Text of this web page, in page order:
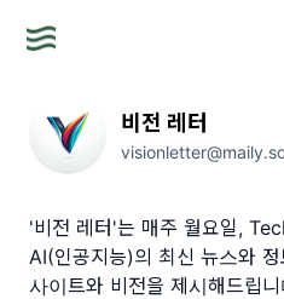
비전 레터
'비전 레터'는 매주 월요일,
AI(인공지능)의 최신 뉴스와
사이트와 비전을 제시해드립니